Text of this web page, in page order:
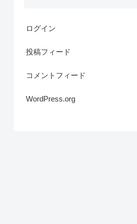
ログイン
投稿フィード
コメントフィード
WordPress.org